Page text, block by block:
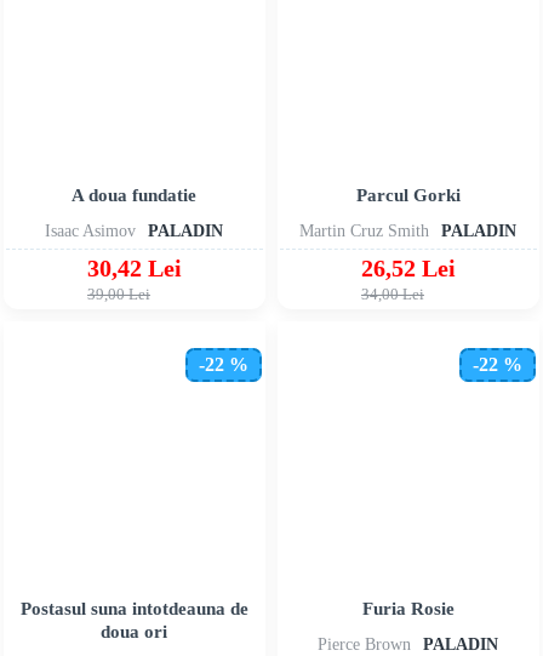
Isaac Asimov PALADIN
A doua fundatie
30,42 Lei
39,00 Lei
Martin Cruz Smith PALADIN
Parcul Gorki
26,52 Lei
34,00 Lei
-22 %
Postasul suna intotdeauna de
doua ori
-22 %
Pierce Brown PALADIN
Furia Rosie